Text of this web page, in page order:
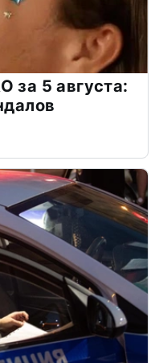
за 5 августа: